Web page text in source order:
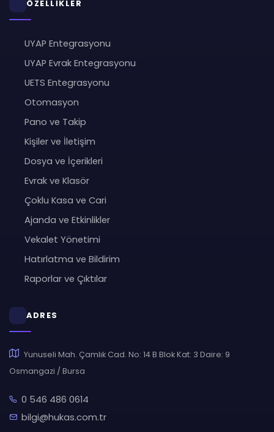
ÖZELLİKLER
UYAP Entegrasyonu
UYAP Evrak Entegrasyonu
UETS Entegrasyonu
Otomasyon
Pano ve Takip
Kişiler ve İletişim
Dosya ve İçerikleri
Evrak ve Klasör
Çoklu Kasa ve Cari
Ajanda ve Etkinlikler
Vekalet Yönetimi
Hatırlatma ve Bildirim
Raporlar ve Çıktılar
ADRES
Yunuseli Mah. Çamlık Cad. No: 14 B Blok Kat: 3 Daire: 9
Osmangazi / Bursa
0 546 486 0614
bilgi@hukas.com.tr